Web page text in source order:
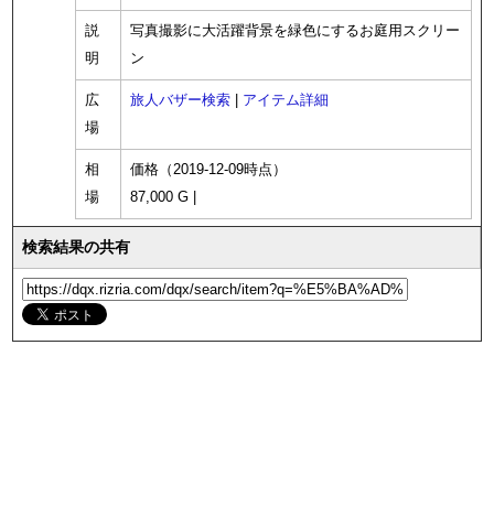
説
明
写真撮影に大活躍背景を緑色にするお庭用スクリー
ン
広
場
旅人バザー検索 アイテム詳細
相
場
価格（2019-12-09時点）
87,000 G |
検索結果の共有